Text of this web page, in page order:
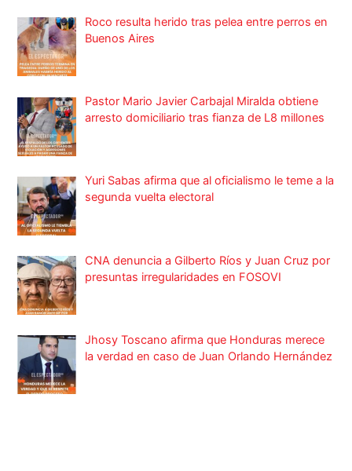
Roco resulta herido tras pelea entre perros en
Buenos Aires
Pastor Mario Javier Carbajal Miralda obtiene
arresto domiciliario tras fianza de L8 millones
Yuri Sabas afirma que al oficialismo le teme a la
segunda vuelta electoral
CNA denuncia a Gilberto Ríos y Juan Cruz por
presuntas irregularidades en FOSOVI
Jhosy Toscano afirma que Honduras merece
la verdad en caso de Juan Orlando Hernández